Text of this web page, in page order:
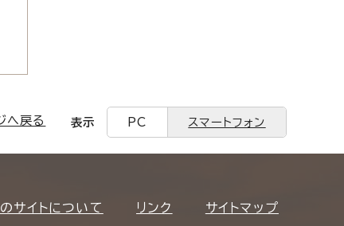
へ戻る 表示 PC スマートフォン
サイトについて リンク サイトマップ